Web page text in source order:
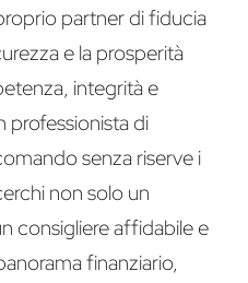
partner di fiducia
e la prosperità
integrità e
professionista di
senza riserve i
non solo un
consigliere affidabile e
finanziario,